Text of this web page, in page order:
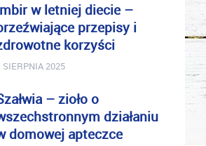
w letniej diecie –
przepisy i
korzyści
SIERPNIA 2025
– zioło o
działaniu
domowej apteczce